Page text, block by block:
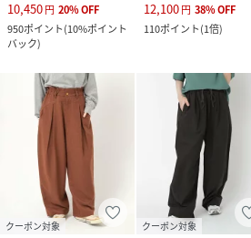
10,450円 20%OFF
950ポイント(10%ポイント
バック)
12,100円 38%OFF
110ポイント(1倍)
クーポン対象 クーポン対象